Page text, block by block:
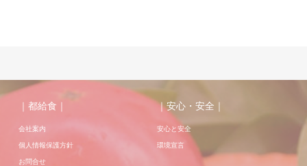
｜都給食｜
会社案内
個人情報保護方針
お問合せ
｜安心・安全｜
安心と安全
環境宣言